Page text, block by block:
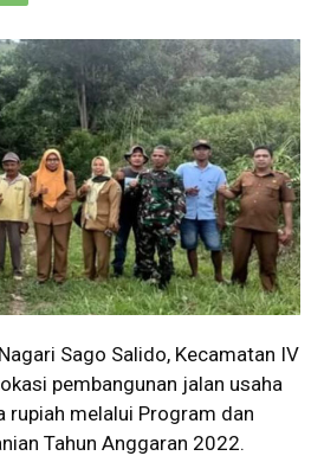
Sago Salido, Kecamatan IV
pembangunan jalan usaha
rupiah melalui Program dan
Tahun Anggaran 2022.